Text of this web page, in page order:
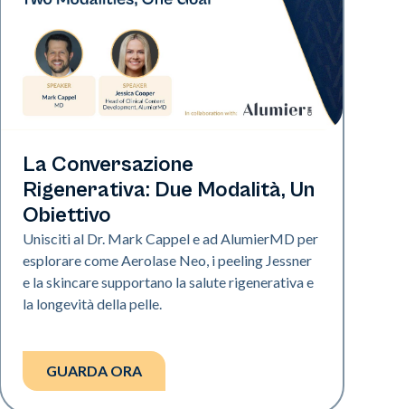
Neo Elite
La Conversazione
Rigenerativa: Due Modalità, Un
Obiettivo
Unisciti al Dr. Mark Cappel e ad AlumierMD per
esplorare come Aerolase Neo, i peeling Jessner
e la skincare supportano la salute rigenerativa e
la longevità della pelle.
GUARDA ORA